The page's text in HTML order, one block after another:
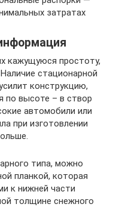
затратах
кажущуюся простоту,
стационарной
конструкцию,
по высоте – в створ
автомобили или
при изготовлении
типа, можно
планкой, которая
к нижней части
толщине снежного